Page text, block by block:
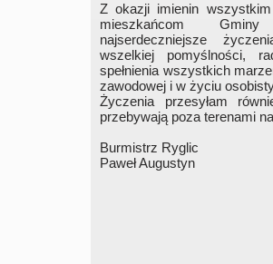
Z okazji imienin
mieszkańcom
najserdeczniejsze
wszelkiej pomyślności,
spełnienia wszystkich
zawodowej i w życiu
Życzenia przesyłam
przebywają poza terenami
Burmistrz Ryglic
Paweł Augustyn